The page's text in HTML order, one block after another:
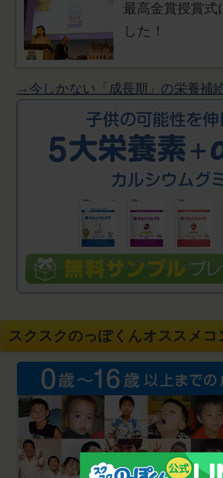
最高金賞授賞
した！
→今しかない「成長期」の栄養補
スクスクのっぽくんオススメコ